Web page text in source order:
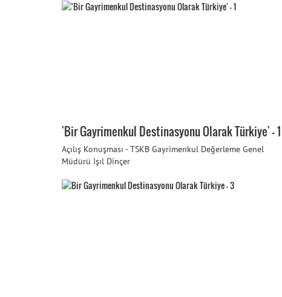
'Bir Gayrimenkul Destinasyonu Olarak Türkiye' - 1
Açılış Konuşması - TSKB Gayrimenkul Değerleme Genel
Müdürü Işıl Dinçer